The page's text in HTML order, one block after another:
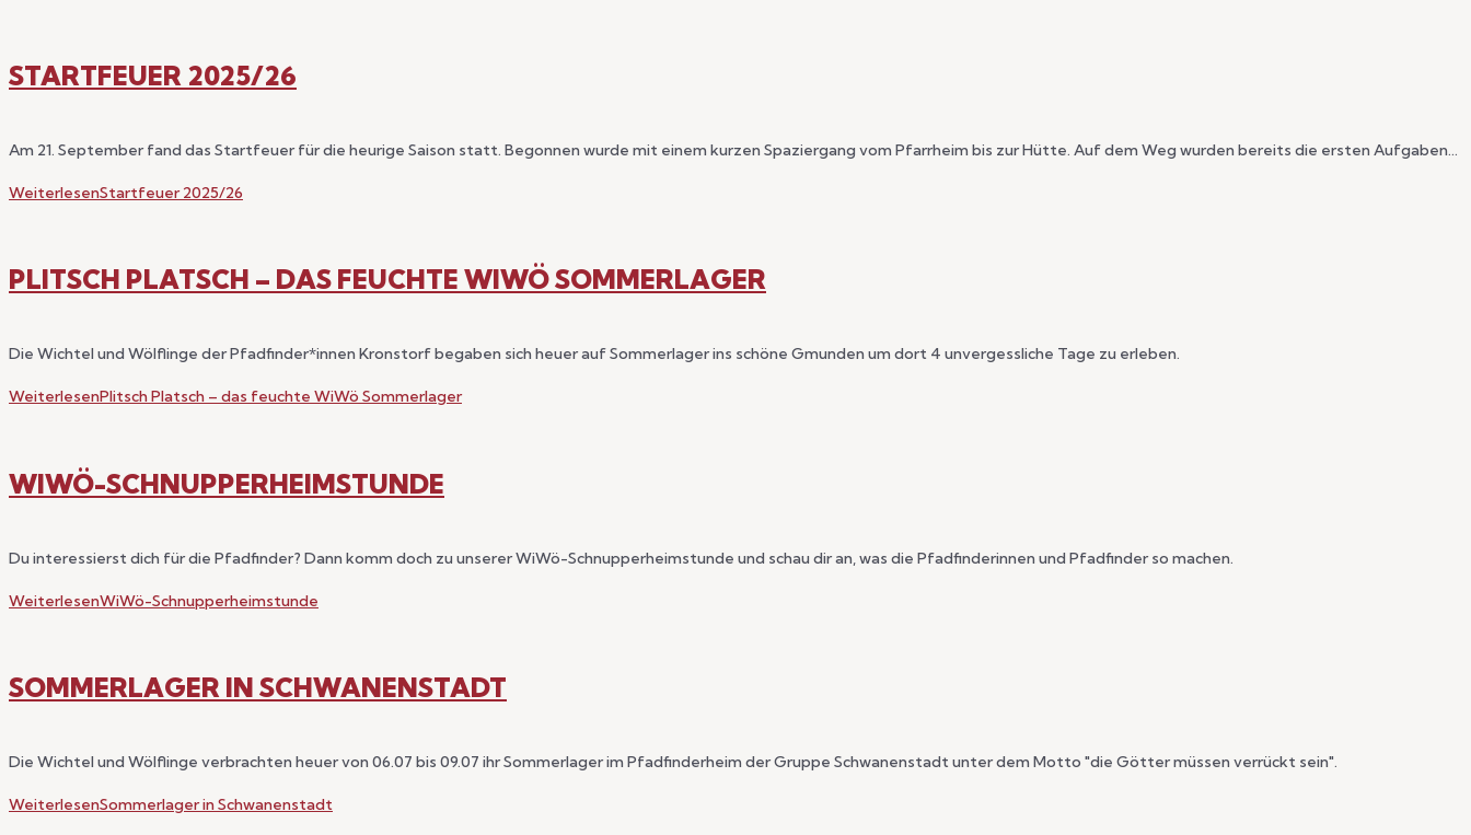
STARTFEUER 2025/26
Am 21. September fand das Startfeuer für die heurige Saison statt. Begonnen wurde mit einem kurzen Spaziergang vom Pfarrheim bis zur Hütte. Auf dem Weg wurden bereits die ersten Aufgaben…
WeiterlesenStartfeuer 2025/26
PLITSCH PLATSCH – DAS FEUCHTE WIWÖ SOMMERLAGER
Die Wichtel und Wölflinge der Pfadfinder*innen Kronstorf begaben sich heuer auf Sommerlager ins schöne Gmunden um dort 4 unvergessliche Tage zu erleben.
WeiterlesenPlitsch Platsch – das feuchte WiWö Sommerlager
WIWÖ-SCHNUPPERHEIMSTUNDE
Du interessierst dich für die Pfadfinder? Dann komm doch zu unserer WiWö-Schnupperheimstunde und schau dir an, was die Pfadfinderinnen und Pfadfinder so machen.
WeiterlesenWiWö-Schnupperheimstunde
SOMMERLAGER IN SCHWANENSTADT
Die Wichtel und Wölflinge verbrachten heuer von 06.07 bis 09.07 ihr Sommerlager im Pfadfinderheim der Gruppe Schwanenstadt unter dem Motto "die Götter müssen verrückt sein".
WeiterlesenSommerlager in Schwanenstadt